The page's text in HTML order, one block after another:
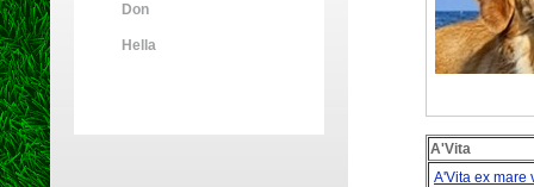
Don
Hella
A'Vita
A'Vita ex mare